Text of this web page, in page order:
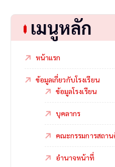
เมนูหลัก
หน้าแรก
ข้อมูลเกี่ยวกับโรงเรียน
ข้อมูลโรงเรียน
บุคลากร
คณะกรรมการสถา
อำนาจหน้าที่